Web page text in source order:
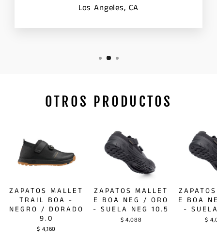
Los Angeles, CA
OTROS PRODUCTOS
ZAPATOS MALLET
TRAIL BOA -
NEGRO / DORADO
9.0
$ 4,160
ZAPATOS MALLET
E BOA NEG / ORO
- SUELA NEG 10.5
$ 4,088
E BOA
-
$